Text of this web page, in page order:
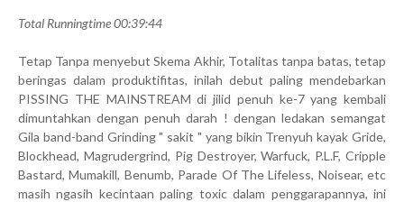
Total Runningtime 00:39:44
Tetap Tanpa menyebut Skema Akhir, Totalitas tanpa batas, tetap
beringas dalam produktifitas, inilah debut paling mendebarkan
PISSING THE MAINSTREAM di jilid penuh ke-7 yang kembali
dimuntahkan dengan penuh darah ! dengan ledakan semangat
Gila band-band Grinding " sakit " yang bikin Trenyuh kayak Gride,
Blockhead, Magrudergrind, Pig Destroyer, Warfuck, P.L.F, Cripple
Bastard, Mumakill, Benumb, Parade Of The Lifeless, Noisear, etc
masih ngasih kecintaan paling toxic dalam penggarapannya, ini